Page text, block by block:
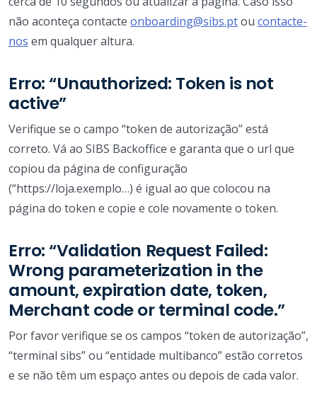
não aconteça contacte onboarding@sibs.ptou contacte-
nos em qualquer altura.
Erro: “Unauthorized: Token is not
active”
Verifique se o campo “token de autorização” está
correto. Vá ao SIBS Backoffice e garanta que o url que
copiou da página de configuração
(“https://loja.exemplo…) é igual ao que colocou na
página do token e copie e cole novamente o token.
Erro: “Validation Request Failed:
Wrong parameterization in the
amount, expiration date, token,
Merchant code or terminal code.”
Por favor verifique se os campos “token de autorização”,
“terminal sibs” ou “entidade multibanco” estão corretos
e se não têm um espaço antes ou depois de cada valor.